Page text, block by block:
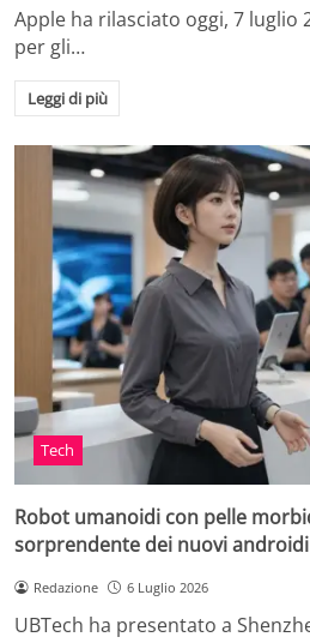
Apple ha rilasciato oggi, 7 luglio
per gli…
Leggi di più
Tech
Robot umanoidi con pelle
sorprendente dei nuovi
Redazione 6 Luglio 2026
UBTech ha presentato a